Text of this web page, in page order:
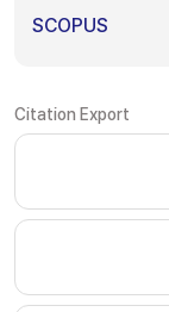
SCOPUS
Citation Export